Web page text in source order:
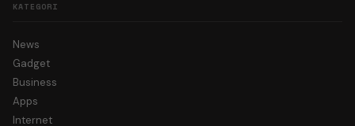
KATEGORI
News
Gadget
Business
Apps
Internet